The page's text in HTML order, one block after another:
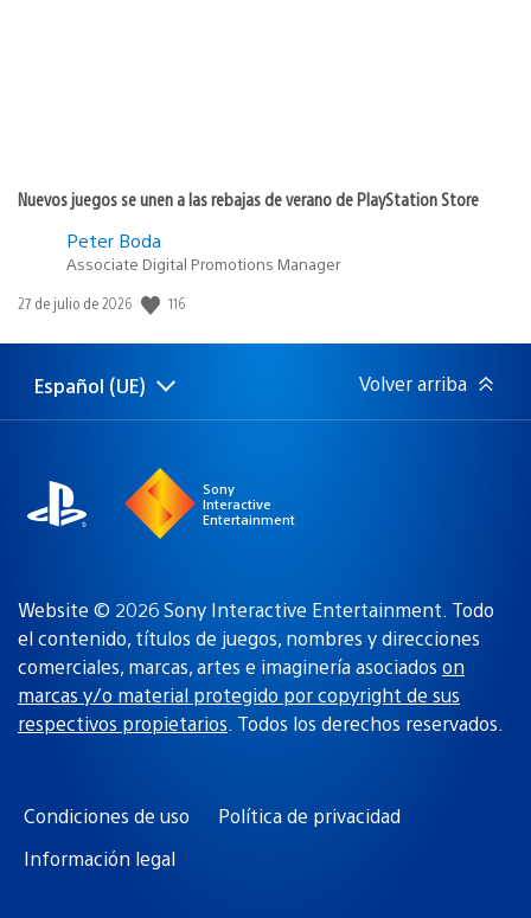
Nuevos juegos se unen a las rebajas de verano de PlayStation Store
Peter Boda
Associate Digital Promotions Manager
Fecha
publicación:
27 de julio de 2026 116
Selecciona
Región
Español (UE) Volver arriba
Sony
Interactive
Entertainment
Website © 2026 Sony Interactive Entertainment. Todo
el contenido, títulos de juegos, nombres y direcciones
comerciales, marcas, artes e imaginería asociados on
marcas y/o material protegido por copyright de sus
respectivos propietarios. Todos los derechos reservados.
Condiciones de uso
Política de privacidad
Información legal